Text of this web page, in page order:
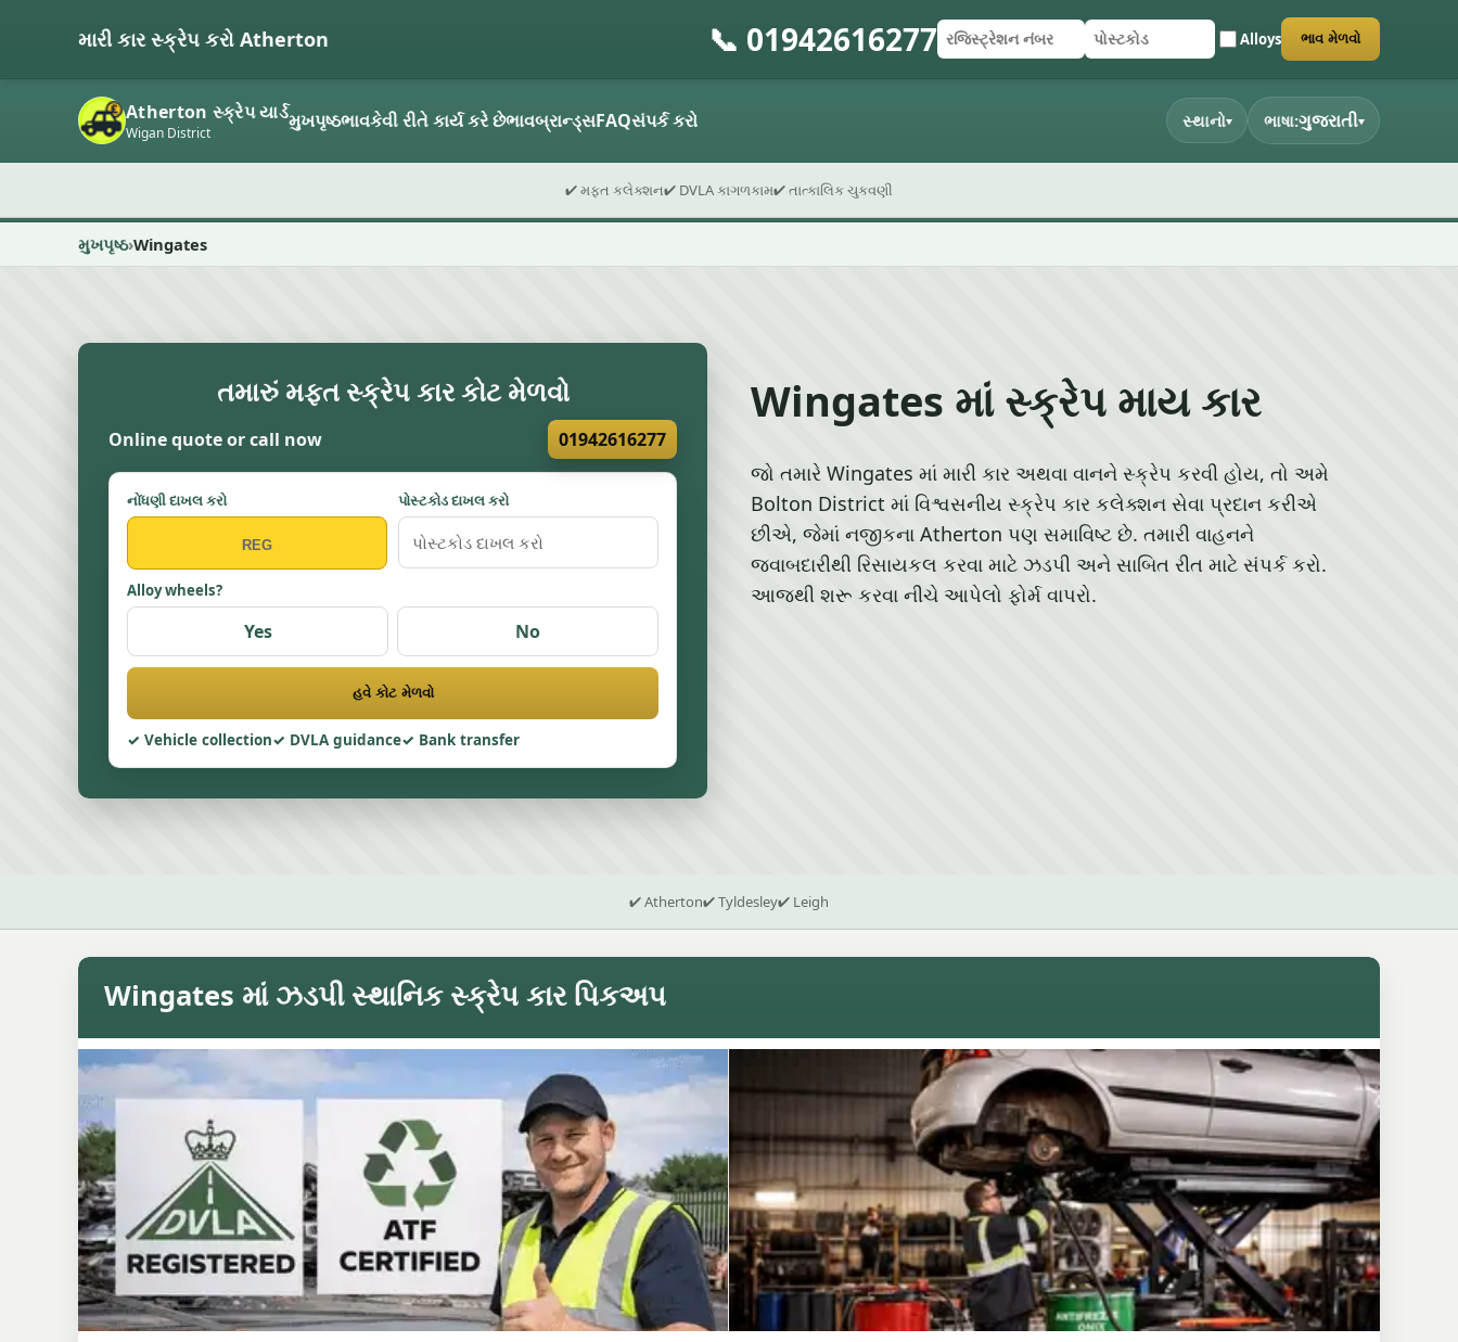
મારી કાર સ્ક્રેપ કરો Atherton 📞 01942616277રજિસ્ટ્રેશન નંબર
પોસ્ટકોડ Alloys
ફોર્મ સબમિટ કરો ભાવ મેળવો
Atherton સ્ક્રેપ યાર્ડ
Wigan District મુખપૃષ્ઠભાવકેવી રીતે કાર્ય કરે છેભાવબ્રાન્ડ્સFAQસંપર્ક કરો સ્થાનો▾ ભાષા:ગુજરાતી▾
✔ મફત કલેક્શન✔ DVLA કાગળકામ✔ તાત્કાલિક ચુકવણી
મુખપૃષ્ઠ Wingates
તમારું મફત સ્ક્રેપ કાર કોટ મેળવો
Online quote or call now 01942616277
નોંધણી દાખલ કરો પોસ્ટકોડ દાખલ કરો
Alloy wheels?
Yes No
હવે કોટ મેળવો
Vehicle collection DVLA guidance Bank transfer
Wingates માં સ્ક્રેપ માય કાર
જો તમારે Wingates માં મારી કાર અથવા વાનને સ્ક્રેપ કરવી હોય, તો અમે
Bolton District માં વિશ્વસનીય સ્ક્રેપ કાર કલેક્શન સેવા પ્રદાન કરીએ
છીએ, જેમાં નજીકના Atherton પણ સમાવિષ્ટ છે. તમારી વાહનને
જવાબદારીથી રિસાયકલ કરવા માટે ઝડપી અને સાબિત રીત માટે સંપર્ક કરો.
આજથી શરૂ કરવા નીચે આપેલો ફોર્મ વાપરો.
✔ Atherton✔ Tyldesley✔ Leigh
Wingates માં ઝડપી સ્થાનિક સ્ક્રેપ કાર પિકઅપ